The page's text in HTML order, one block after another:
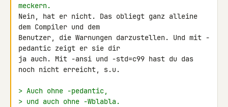
meckern.
Nein, hat er nicht. Das obliegt ganz alleine
dem Compiler und dem
Benutzer, die Warnungen darzustellen. Und mit -
pedantic zeigt er sie dir
ja auch. Mit -ansi und -std=c99 hast du das
noch nicht erreicht, s.u.
> Auch ohne -pedantic,
> und auch ohne -Wblabla.